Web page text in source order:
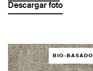
Descargar foto
BIO-BASADO